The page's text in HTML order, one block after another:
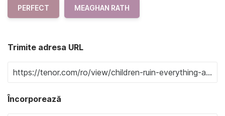
PERFECT MEAGHAN RATH
Trimite adresa URL
Încorporează